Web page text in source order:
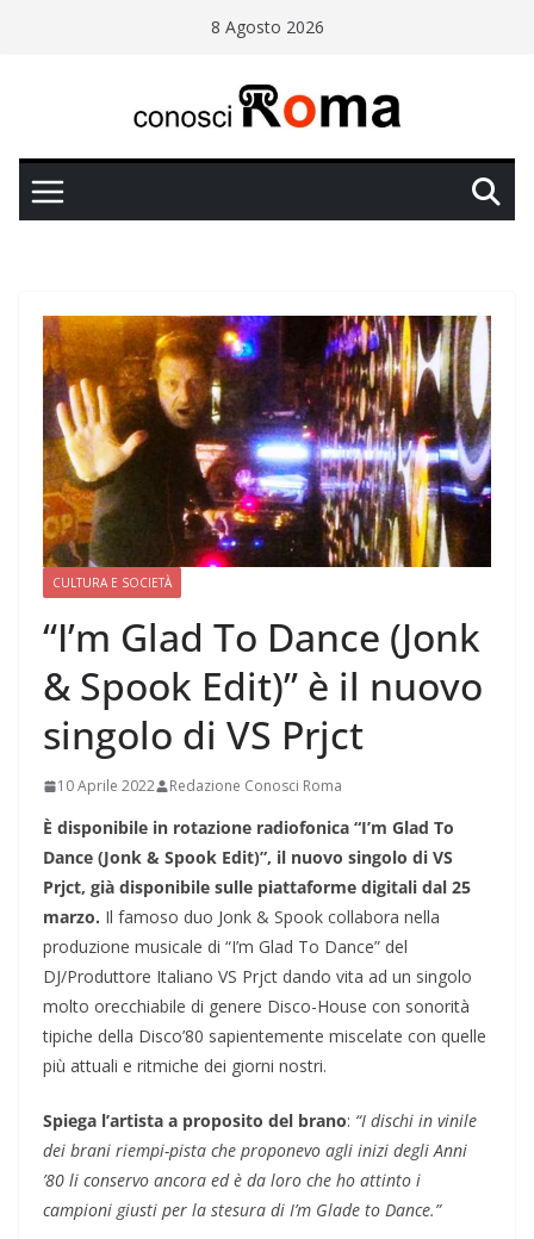
8 Agosto 2026
CULTURA E SOCIETÀ
“I’m Glad To Dance (Jonk
& Spook Edit)” è il nuovo
singolo di VS Prjct
10 Aprile 2022 Redazione Conosci Roma
È disponibile in rotazione radiofonica “I’m Glad To
Dance (Jonk & Spook Edit)”, il nuovo singolo di VS
Prjct, già disponibile sulle piattaforme digitali dal 25
marzo. Il famoso duo Jonk & Spook collabora nella
produzione musicale di “I’m Glad To Dance” del
DJ/Produttore Italiano VS Prjct dando vita ad un singolo
molto orecchiabile di genere Disco-House con sonorità
tipiche della Disco’80 sapientemente miscelate con quelle
più attuali e ritmiche dei giorni nostri.
Spiega l’artista a proposito del brano: “I dischi in vinile
dei brani riempi-pista che proponevo agli inizi degli Anni
’80 li conservo ancora ed è da loro che ho attinto i
campioni giusti per la stesura di I’m Glade to Dance.”